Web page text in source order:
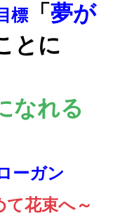
標 「 夢が
とに
なれる
ーガン
て花束へ～